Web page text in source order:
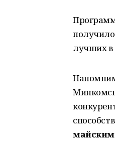
лучших в
майским